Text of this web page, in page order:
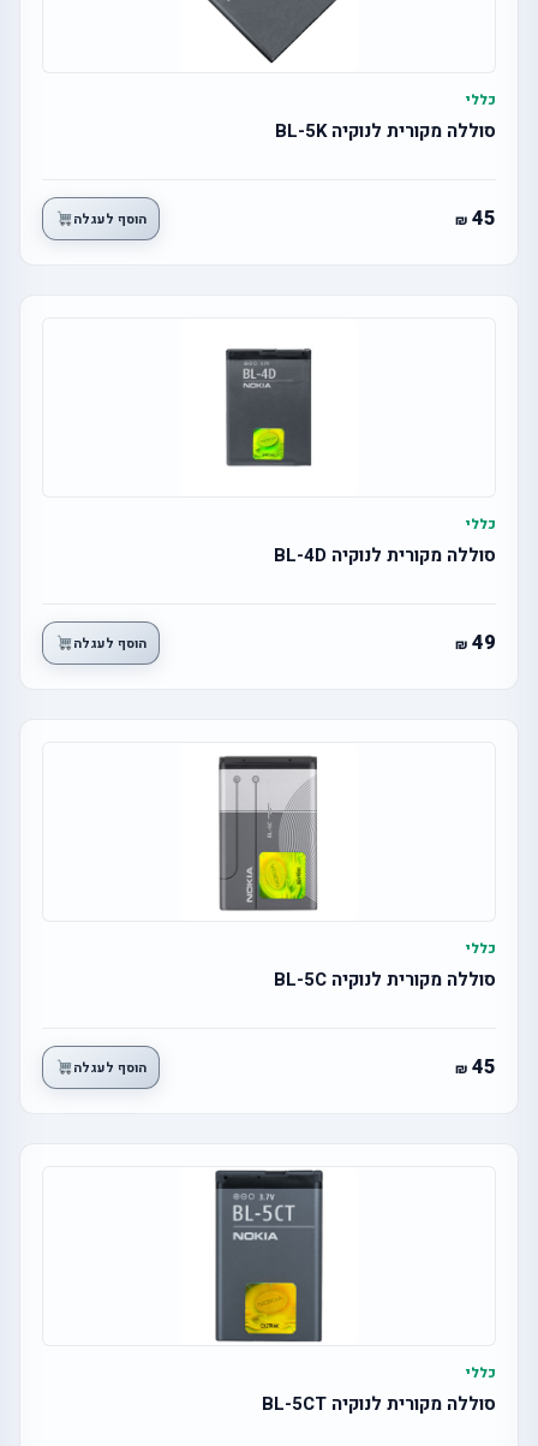
כללי
סוללה מקורית לנוקיה BL-5K
45 הוסף לעגלה
כללי
סוללה מקורית לנוקיה BL-4D
49 הוסף לעגלה
כללי
סוללה מקורית לנוקיה BL-5C
45 הוסף לעגלה
כללי
סוללה מקורית לנוקיה BL-5CT